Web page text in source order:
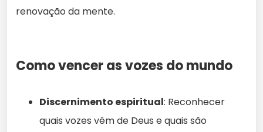
renovação da mente.
Como vencer as vozes do mundo
Discernimento espiritual: Reconhecer
quais vozes vêm de Deus e quais são